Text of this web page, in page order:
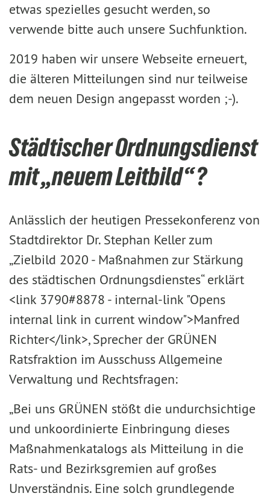
etwas spezielles gesucht werden, so
verwende bitte auch unsere Suchfunktion.
2019 haben wir unsere Webseite erneuert,
die älteren Mitteilungen sind nur teilweise
dem neuen Design angepasst worden ;-).
Städtischer Ordnungsdienst
mit „neuem Leitbild“?
Anlässlich der heutigen Pressekonferenz von
Stadtdirektor Dr. Stephan Keller zum
„Zielbild 2020 - Maßnahmen zur Stärkung
des städtischen Ordnungsdienstes“ erklärt
<link 3790#8878 - internal-link "Opens
internal link in current window">Manfred
Richter</link>, Sprecher der GRÜNEN
Ratsfraktion im Ausschuss Allgemeine
Verwaltung und Rechtsfragen:
„Bei uns GRÜNEN stößt die undurchsichtige
und unkoordinierte Einbringung dieses
Maßnahmenkatalogs als Mitteilung in die
Rats- und Bezirksgremien auf großes
Unverständnis. Eine solch grundlegende